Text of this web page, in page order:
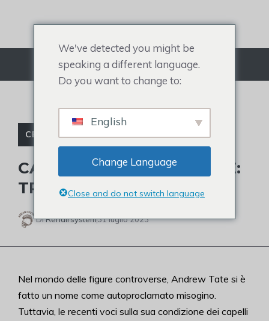
Menù
CELEBRITÀ CALVE
CAPELLI DI ANDREW TATE:
TRAPIANTO O CALVIZIE?
DiRehairsystem31 luglio 2023
Nel mondo delle figure controverse, Andrew Tate si è
fatto un nome come autoproclamato misogino.
Tuttavia, le recenti voci sulla sua condizione dei capelli
We've detected you might be
speaking a different language.
Do you want to change to:
English
Change Language
Close and do not switch language